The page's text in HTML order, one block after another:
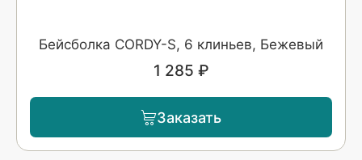
Бейсболка CORDY-S, 6 клиньев, Бежевый
1 285 ₽
Заказать